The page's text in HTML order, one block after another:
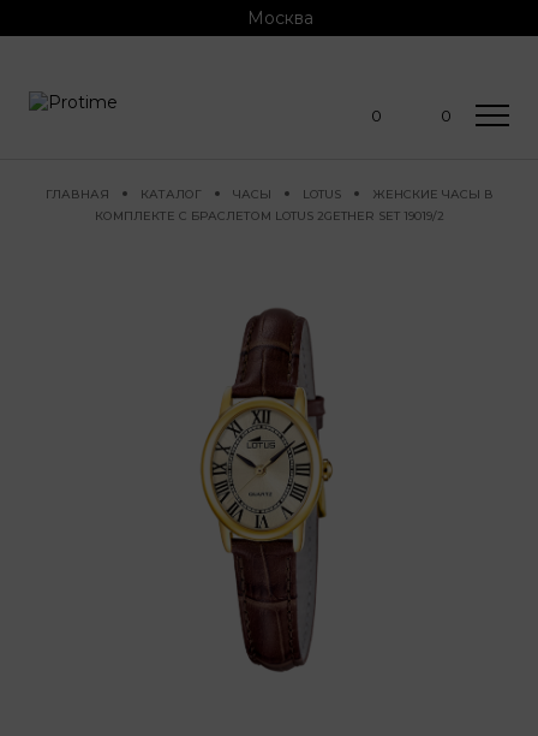
Москва
0 0
ГЛАВНАЯ КАТАЛОГ ЧАСЫ LOTUS
ЖЕНСКИЕ ЧАСЫ В
КОМПЛЕКТЕ С БРАСЛЕТОМ LOTUS 2GETHER SET 19019/2